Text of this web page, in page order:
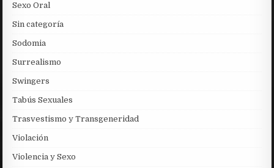
Sexo Oral
Sin categoría
Sodomia
Surrealismo
Swingers
Tabús Sexuales
Trasvestismo y Transgeneridad
Violación
Violencia y Sexo